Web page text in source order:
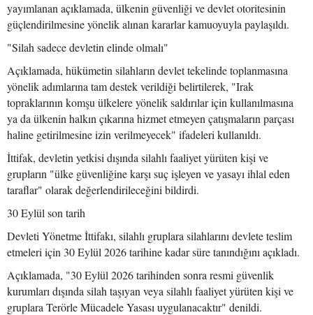
yayımlanan açıklamada, ülkenin güvenliği ve devlet otoritesinin
güçlendirilmesine yönelik alınan kararlar kamuoyuyla paylaşıldı.
"Silah sadece devletin elinde olmalı"
Açıklamada, hükümetin silahların devlet tekelinde toplanmasına
yönelik adımlarına tam destek verildiği belirtilerek, "Irak
topraklarının komşu ülkelere yönelik saldırılar için kullanılmasına
ya da ülkenin halkın çıkarına hizmet etmeyen çatışmaların parçası
haline getirilmesine izin verilmeyecek" ifadeleri kullanıldı.
İttifak, devletin yetkisi dışında silahlı faaliyet yürüten kişi ve
grupların "ülke güvenliğine karşı suç işleyen ve yasayı ihlal eden
taraflar" olarak değerlendirileceğini bildirdi.
30 Eylül son tarih
Devleti Yönetme İttifakı, silahlı gruplara silahlarını devlete teslim
etmeleri için 30 Eylül 2026 tarihine kadar süre tanındığını açıkladı.
Açıklamada, "30 Eylül 2026 tarihinden sonra resmi güvenlik
kurumları dışında silah taşıyan veya silahlı faaliyet yürüten kişi ve
gruplara Terörle Mücadele Yasası uygulanacaktır" denildi.